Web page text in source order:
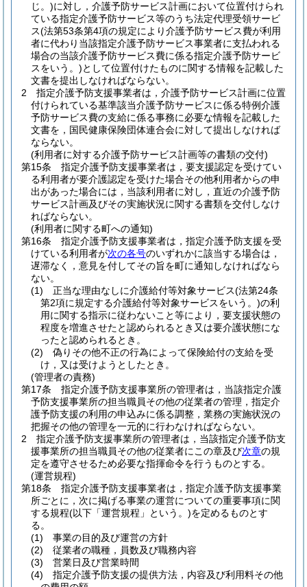
じ。)に対し，介護予防サービス計画において位置付けられ
ている指定介護予防サービス等のうち法定代理受領サービ
ス(法第53条第4項の規定により介護予防サービス費が利用
者に代わり当該指定介護予防サービス事業者に支払われる
場合の当該介護予防サービス費に係る指定介護予防サービ
スをいう。)として位置付けたものに関する情報を記載した
文書を提出しなければならない。
2
指定介護予防支援事業者は，介護予防サービス計画に位置
付けられている基準該当介護予防サービスに係る特例介護
予防サービス費の支給に係る事務に必要な情報を記載した
文書を，国民健康保険団体連合会に対して提出しなければ
ならない。
(利用者に対する介護予防サービス計画等の書類の交付)
第15条
指定介護予防支援事業者は，要支援認定を受けてい
る利用者が要介護認定を受けた場合その他利用者からの申
出があった場合には，当該利用者に対し，直近の介護予防
サービス計画及びその実施状況に関する書類を交付しなけ
ればならない。
(利用者に関する町への通知)
第16条
指定介護予防支援事業者は，指定介護予防支援を受
けている利用者が次の各号のいずれかに該当する場合は，
遅滞なく，意見を付してその旨を町に通知しなければなら
ない。
(1)
正当な理由なしに介護給付等対象サービス(法第24条
第2項に規定する介護給付等対象サービスをいう。)の利
用に関する指示に従わないこと等により，要支援状態の
程度を増進させたと認められるとき又は要介護状態にな
ったと認められるとき。
(2)
偽りその他不正の行為によって保険給付の支給を受
け，又は受けようとしたとき。
(管理者の責務)
第17条
指定介護予防支援事業所の管理者は，当該指定介護
予防支援事業所の担当職員その他の従業者の管理，指定介
護予防支援の利用の申込みに係る調整，業務の実施状況の
把握その他の管理を一元的に行わなければならない。
2
指定介護予防支援事業所の管理者は，当該指定介護予防支
援事業所の担当職員その他の従業者にこの章及び次章の規
定を遵守させるため必要な指揮命令を行うものとする。
(運営規程)
第18条
指定介護予防支援事業者は，指定介護予防支援事業
所ごとに，次に掲げる事業の運営についての重要事項に関
する規程(以下「運営規程」という。)を定めるものとす
る。
(1)
事業の目的及び運営の方針
(2)
従業者の職種，員数及び職務内容
(3)
営業日及び営業時間
(4)
指定介護予防支援の提供方法，内容及び利用料その他